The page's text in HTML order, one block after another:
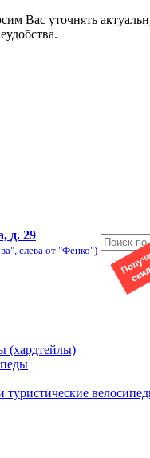
Вас уточнять
д. 29
слева от "Фенко")
(хардтейлы)
туристические